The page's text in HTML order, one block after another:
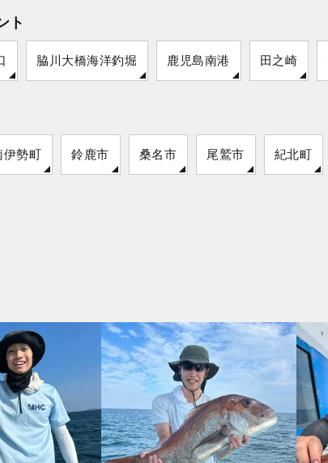
ト
脇川大橋海洋釣堀 鹿児島南港 田之崎
伊勢町 鈴鹿市 桑名市 尾鷲市 紀北町